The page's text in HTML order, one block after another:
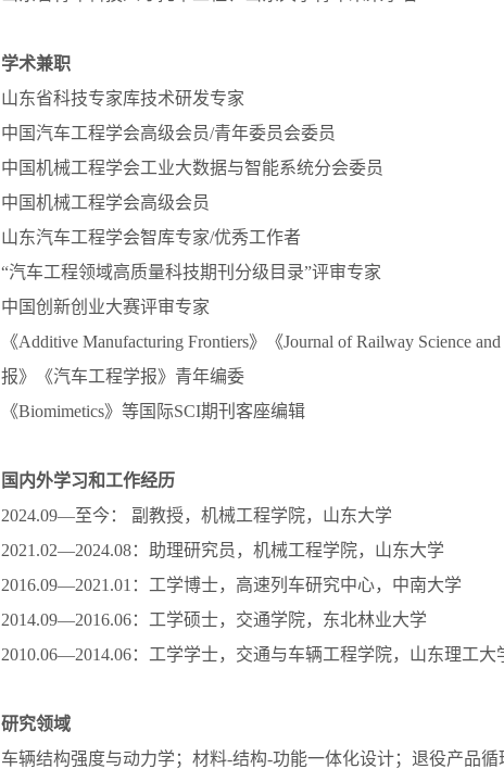
学术兼职
山东省科技专家库技术研发专家
中国汽车工程学会高级会员/青年委员会委员
中国机械工程学会工业大数据与智能系统分会委员
中国机械工程学会高级会员
山东汽车工程学会智库专家/优秀工作者
“汽车工程领域高质量科技期刊分级目录”评审专家
中国创新创业大赛评审专家
《Additive Manufacturing Frontiers》《Journal of Railway Science and
报》《汽车工程学报》青年编委
《Biomimetics》 等国际SCI期刊客座编辑
国内外学习和工作经历
2024.09—至今： 副教授，机械工程学院，山东大学
2021.02—2024.08：助理研究员，机械工程学院，山东大学
2016.09—2021.01：工学博士，高速列车研究中心，中南大学
2014.09—2016.06：工学硕士，交通学院，东北林业大学
2010.06—2014.06：工学学士，交通与车辆工程学院，山东理工大
研究领域
车辆结构强度与动力学；材料-结构-功能一体化设计；退役产品